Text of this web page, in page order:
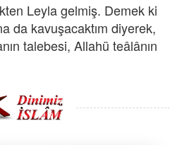
Leyla gelmiş. Demek ki
da kavuşacaktım diyerek,
talebesi, Allahü teâlânın